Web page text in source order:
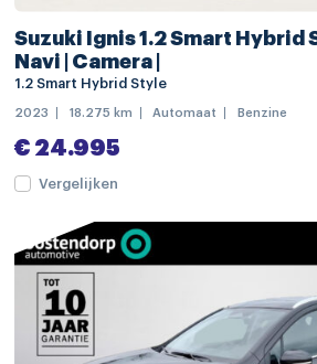
elektrische ramen voor
lederen stuurwiel
passagiersstoel in hoogte
schakelmogelijkheid aan stuurwiel
stuurbekrachtiging
stuur verstelbaar
cruise control adaptief
dodehoek detectie
Parkeersensoren achter
Suzuki Ignis 1.2 Smart Hybrid
Navi | Camera |
1.2 Smart Hybrid Style
2023 18.275 km Automaat Benzine
€ 24.995
Vergelijken